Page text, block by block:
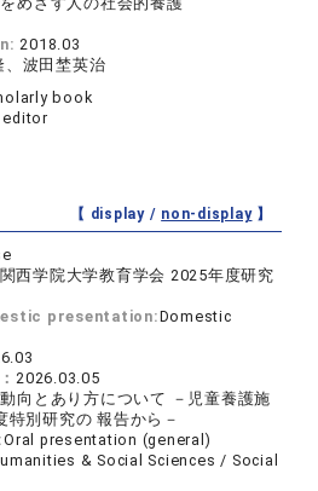
2018.03
波田埜英治
book
【 display / non-display】
関西学院大学教育学会 2025年度研究
presentation:Domestic
2026.03.05
向とあり方について －児童養護施
特別研究の 報告から－
Oral presentation (general)
& Social Sciences / Social